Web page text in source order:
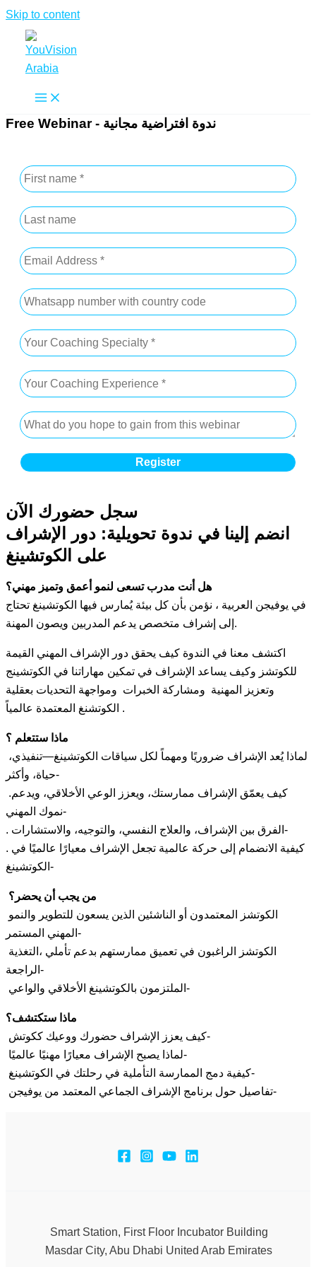
Skip to content
Free Webinar - ندوة افتراضية مجانية
سجل حضورك الآن
انضم إلينا في ندوة تحويلية: دور الإشراف
على الكوتشينغ
هل أنت مدرب تسعى لنمو أعمق وتميز مهني؟
في يوفيجن العربية ، نؤمن بأن كل بيئة يُمارس فيها الكوتشينغ تحتاج
إلى إشراف متخصص يدعم المدربين ويصون المهنة.
اكتشف معنا في الندوة كيف يحقق دور الإشراف المهني القيمة
للكوتشز وكيف يساعد الإشراف في تمكين مهاراتنا في الكوتشينج
وتعزيز المهنية ومشاركة الخبرات ومواجهة التحديات بعقلية
الكوتشنغ المعتمدة عالمياً .
ماذا ستتعلم ؟
حياة، وأكثر-
.كيف يعمّق الإشراف ممارستك، ويعزز الوعي الأخلاقي، ويدعم
نموك المهني-
. الفرق بين الإشراف، والعلاج النفسي، والتوجيه، والاستشارات-
. كيفية الانضمام إلى حركة عالمية تجعل الإشراف معيارًا عالميًا في
الكوتشينغ-
من يجب أن يحضر؟
المهني المستمر-
الراجعة-
الملتزمون بالكوتشينغ الأخلاقي والواعي-
ماذا ستكتشف؟
كيف يعزز الإشراف حضورك ووعيك ككوتش-
لماذا يصبح الإشراف معيارًا مهنيًا عالميًا-
كيفية دمج الممارسة التأملية في رحلتك في الكوتشينغ-
تفاصيل حول برنامج الإشراف الجماعي المعتمد من يوفيجن-
Smart Station, First Floor Incubator Building
Masdar City, Abu Dhabi United Arab Emirates